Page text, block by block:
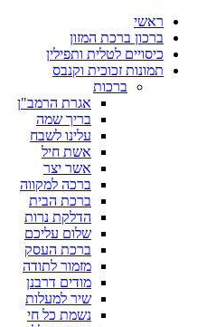
ראשי
ברכון ברכת המזון
כיסויים לטלית ותפילין
תמונות זכוכית וקנבס
ברכות
אגרת הרמב"ן
בריך שמה
עלינו לשבח
אשת חיל
אשר יצר
ברכה למקווה
ברכת הבית
הדלקת נרות
שלום עליכם
ברכת העסק
מזמור לתודה
מודים דרבנן
שיר למעלות
נשמת כל חי